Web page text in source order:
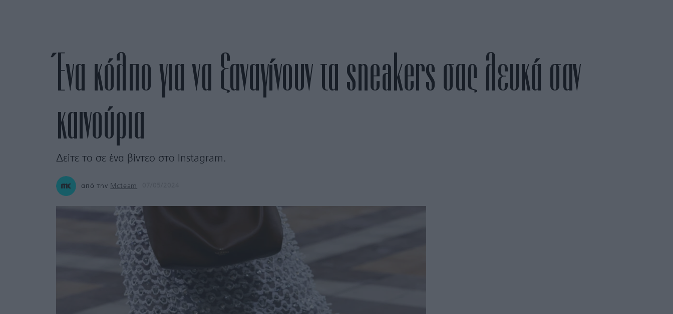
Ένα κόλπο για να ξαναγίνουν τα sneakers σας λευκά σαν
καινούρια
Δείτε το σε ένα βίντεο στο Instagram.
από την Mcteam